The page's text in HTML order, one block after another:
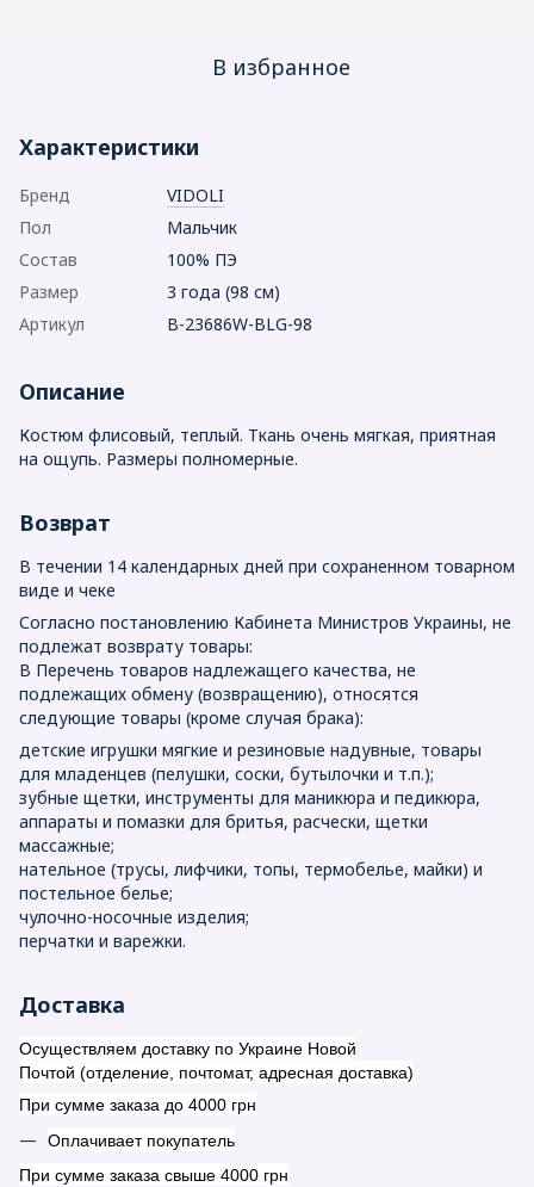
В избранное
Характеристики
Бренд
VIDOLI
Пол
Мальчик
Состав
100% ПЭ
Размер
3 года (98 см)
Артикул
B-23686W-BLG-98
Описание
Костюм флисовый, теплый. Ткань очень мягкая, приятная
на ощупь. Размеры полномерные.
Возврат
В течении 14 календарных дней при сохраненном товарном
виде и чеке
Согласно постановлению Кабинета Министров Украины, не
подлежат возврату товары:
В Перечень товаров надлежащего качества, не
подлежащих обмену (возвращению), относятся
следующие товары (кроме случая брака):
детские игрушки мягкие и резиновые надувные, товары
для младенцев (пелушки, соски, бутылочки и т.п.);
зубные щетки, инструменты для маникюра и педикюра,
аппараты и помазки для бритья, расчески, щетки
массажные;
нательное (трусы, лифчики, топы, термобелье, майки) и
постельное белье;
чулочно-носочные изделия;
перчатки и варежки.
Доставка
Осуществляем доставку по Украине Новой
Почтой (отделение, почтомат, адресная доставка)
При сумме заказа до 4000 грн
Оплачивает покупатель
При сумме заказа свыше 4000 грн